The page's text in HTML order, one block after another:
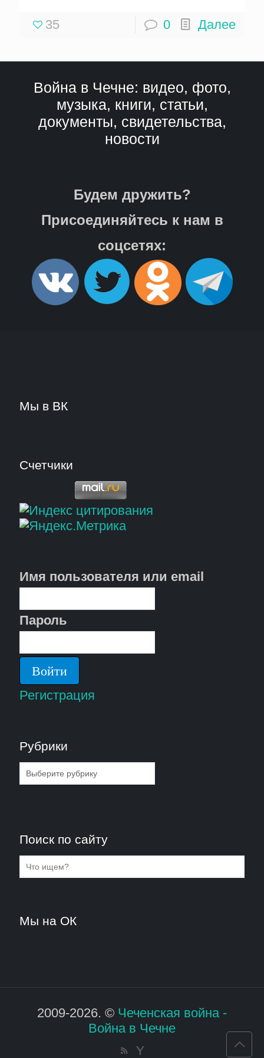
35 0 Далее
Война в Чечне: видео, фото,
музыка, книги, статьи,
документы, свидетельства,
новости
Будем дружить?
Присоединяйтесь к нам в
соцсетях:
Мы в ВК
Счетчики
Имя пользователя или email
Пароль
Регистрация
Рубрики
Рубрики
Поиск по сайту
Мы на ОК
2009-2026. © Чеченская война -
Война в Чечне